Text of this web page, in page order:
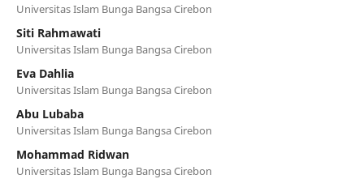
Universitas Islam Bunga Bangsa Cirebon
Siti Rahmawati
Universitas Islam Bunga Bangsa Cirebon
Eva Dahlia
Universitas Islam Bunga Bangsa Cirebon
Abu Lubaba
Universitas Islam Bunga Bangsa Cirebon
Mohammad Ridwan
Universitas Islam Bunga Bangsa Cirebon